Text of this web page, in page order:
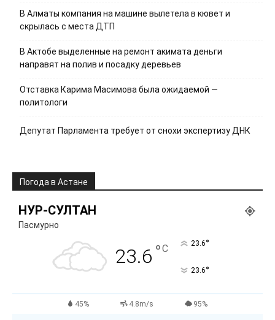
В Алматы компания на машине вылетела в кювет и
скрылась с места ДТП
В Актобе выделенные на ремонт акимата деньги
направят на полив и посадку деревьев
Отставка Карима Масимова была ожидаемой —
политологи
Депутат Парламента требует от снохи экспертизу ДНК
Погода в Астане
НУР-СУЛТАН
Пасмурно
23.6 °C 23.6°
23.6°
45% 4.8m/s 95%